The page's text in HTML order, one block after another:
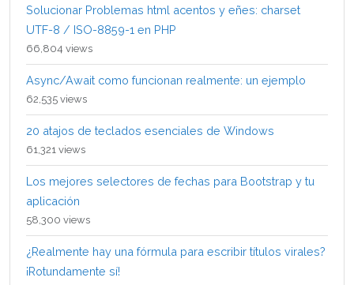
Solucionar Problemas html acentos y eñes: charset
UTF-8 / ISO-8859-1 en PHP
66,804 views
Async/Await como funcionan realmente: un ejemplo
62,535 views
20 atajos de teclados esenciales de Windows
61,321 views
Los mejores selectores de fechas para Bootstrap y tu
aplicación
58,300 views
¿Realmente hay una fórmula para escribir títulos virales?
¡Rotundamente sí!